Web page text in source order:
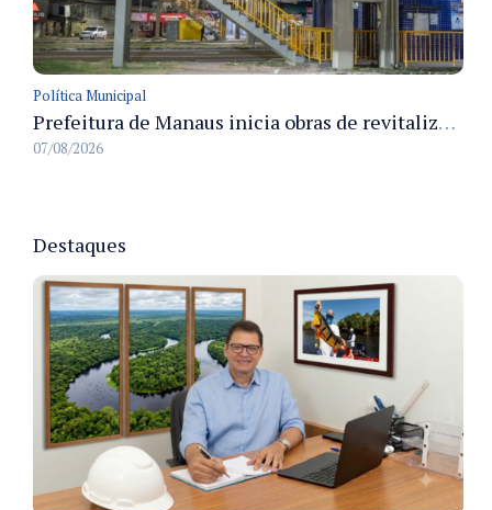
Política Municipal
Prefeitura de Manaus inicia obras de revitalização na passarela Max Teixeira para ampliar segurança e mobilidade urbana
07/08/2026
Destaques